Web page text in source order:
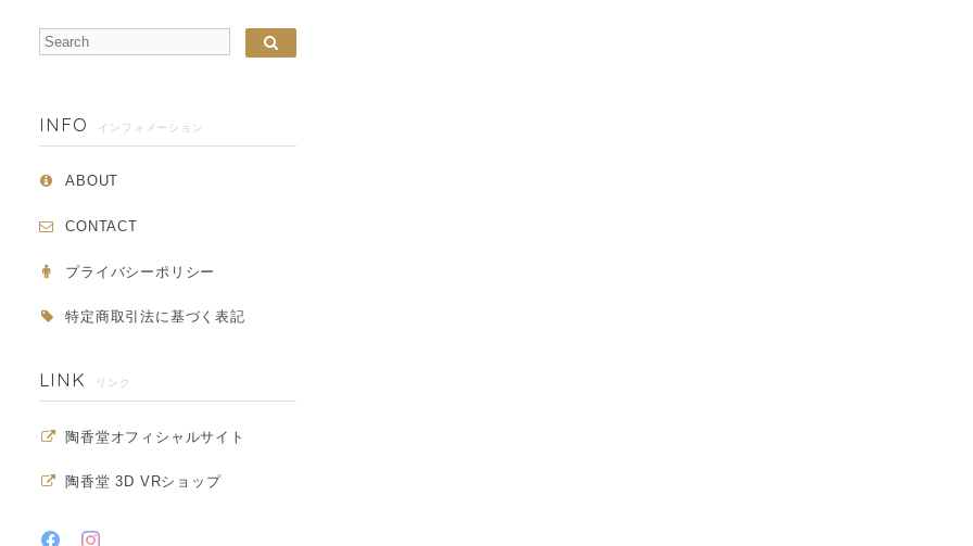
INFO インフォメーション
ABOUT
CONTACT
プライバシーポリシー
特定商取引法に基づく表記
LINK リンク
陶香堂オフィシャルサイト
陶香堂 3D VRショップ